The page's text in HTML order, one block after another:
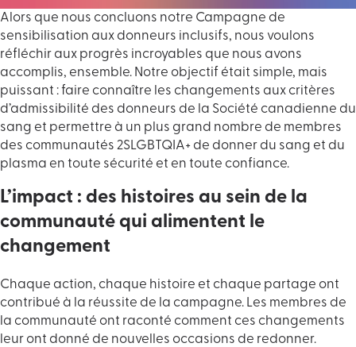
Alors que nous concluons notre Campagne de
sensibilisation aux donneurs inclusifs, nous voulons
réfléchir aux progrès incroyables que nous avons
accomplis, ensemble. Notre objectif était simple, mais
puissant : faire connaître les changements aux critères
d’admissibilité des donneurs de la Société canadienne du
sang et permettre à un plus grand nombre de membres
des communautés 2SLGBTQIA+ de donner du sang et du
plasma en toute sécurité et en toute confiance.
L’impact : des histoires au sein de la
communauté qui alimentent le
changement
Chaque action, chaque histoire et chaque partage ont
contribué à la réussite de la campagne. Les membres de
la communauté ont raconté comment ces changements
leur ont donné de nouvelles occasions de redonner.